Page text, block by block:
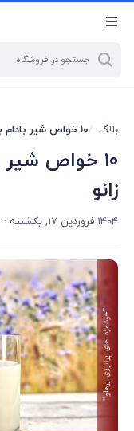
{ .w-ch{bottom: 125px
left:5px !important;} }
بلاگ 10 خواص شیر بادام برای زانو درد و آرتروز زانو
10 خواص شیر
زانو
1404 فروردین 17, یکشنبه · 13 دقیقه مطالعه